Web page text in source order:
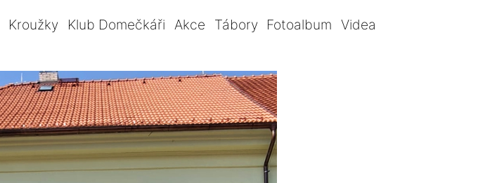
Kroužky Klub Domečkáři Akce Tábory Fotoalbum Videa